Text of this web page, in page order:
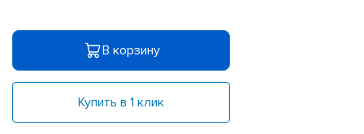
В корзину
Купить в 1 клик